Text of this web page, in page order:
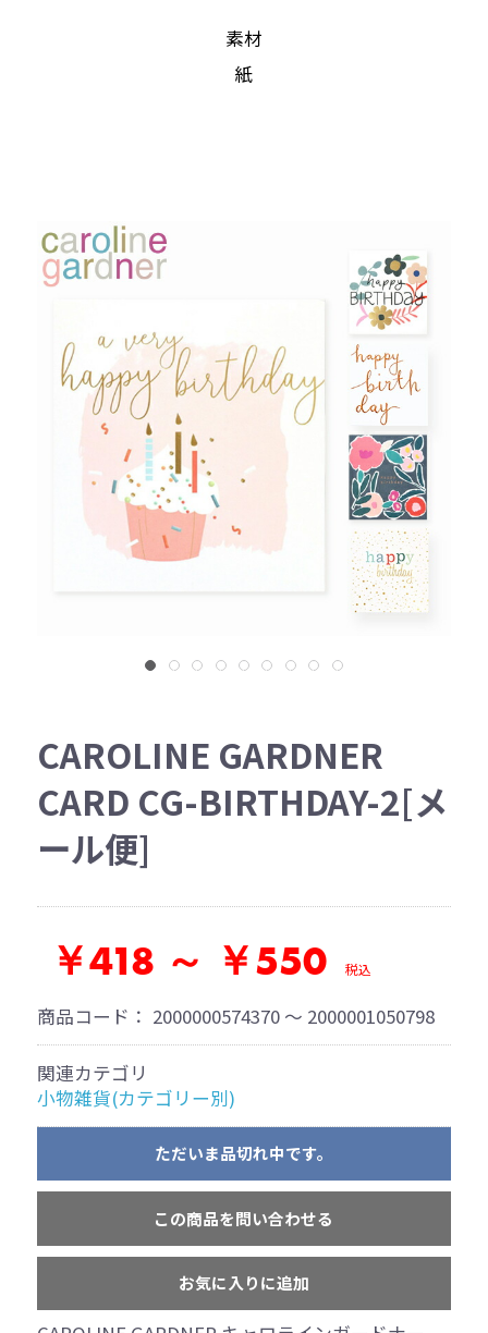
素材
紙
CAROLINE GARDNER
CARD CG-BIRTHDAY-2[メ
ール便]
￥418 ～ ￥550 税込
商品コード： 2000000574370 ～ 2000001050798
関連カテゴリ
小物雑貨(カテゴリー別)
ただいま品切れ中です。
この商品を問い合わせる
お気に入りに追加